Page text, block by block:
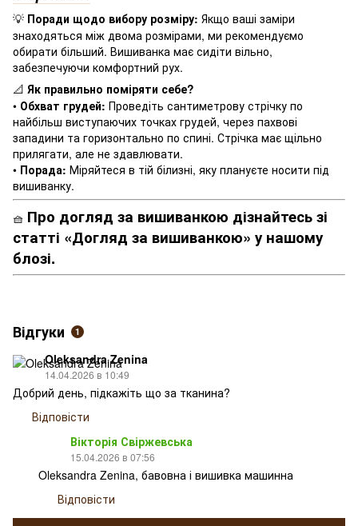
💡 Поради щодо вибору розміру: Якщо ваші заміри
знаходяться між двома розмірами, ми рекомендуємо
обирати більший. Вишиванка має сидіти вільно,
забезпечуючи комфортний рух.
📐 Як правильно поміряти себе?
• Обхват грудей: Проведіть сантиметрову стрічку по
найбільш виступаючих точках грудей, через пахвові
западини та горизонтально по спині. Стрічка має щільно
прилягати, але не здавлювати.
• Порада: Міряйтеся в тій білизні, яку плануєте носити під
вишиванку.
🧺 Про догляд за вишиванкою дізнайтесь зі
статті «Догляд за вишиванкою» у нашому
блозі.
Відгуки 1
Oleksandra Zenina
14.04.2026 в 10:49
Добрий день, підкажіть що за тканина?
Відповісти
Вікторія Свіржевська
15.04.2026 в 07:56
Oleksandra Zenina, бавовна і вишивка машинна
Відповісти